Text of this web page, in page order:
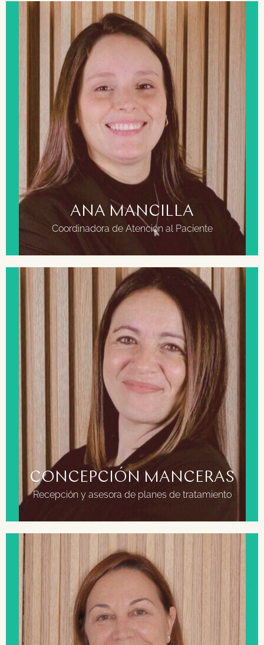
ANA MANCILLA
Coordinadora de Atención al Paciente
FORMACIÓN
Grado en Odontología. Universidad Santa María.
Caracas.
Especialista en dirección de clínicas dentales.
CONCEPCIÓN MANCERAS
Recepción y asesora de planes de tratamiento
FORMACIÓN
Técnico superior en Educación Infantil
Técnico superior en higiene bucodental
Especialista en gestión de equipos y ventas